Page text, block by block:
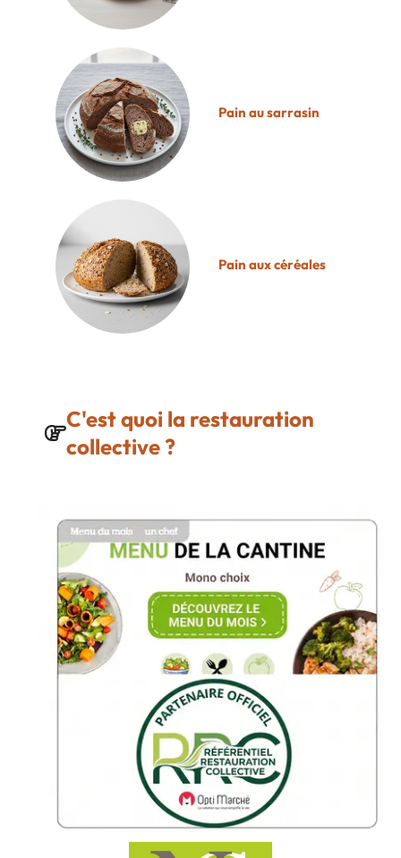
Pain au sarrasin
Pain aux céréales
C'est quoi la restauration
collective ?